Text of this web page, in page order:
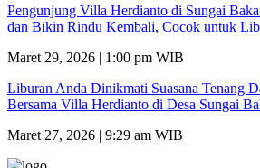
Pengunjung Villa Herdianto di Sungai
dan Bikin Rindu Kembali, Cocok untuk
Maret 29, 2026 | 1:00 pm WIB
Liburan Anda Dinikmati Suasana Tenang
Bersama Villa Herdianto di Desa Sungai
Maret 27, 2026 | 9:29 am WIB